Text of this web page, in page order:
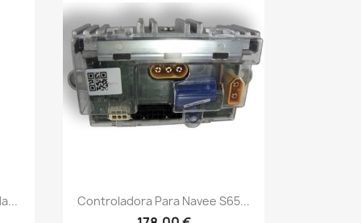
Vista rápida
Controladora Para Navee S65...